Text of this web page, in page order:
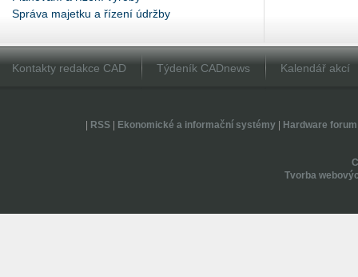
Správa majetku a řízení údržby
Kontakty redakce CAD Týdeník CADnews Kalendář akcí
RSS| Ekonomické a informační systémy| Hardware forum
Tvorba